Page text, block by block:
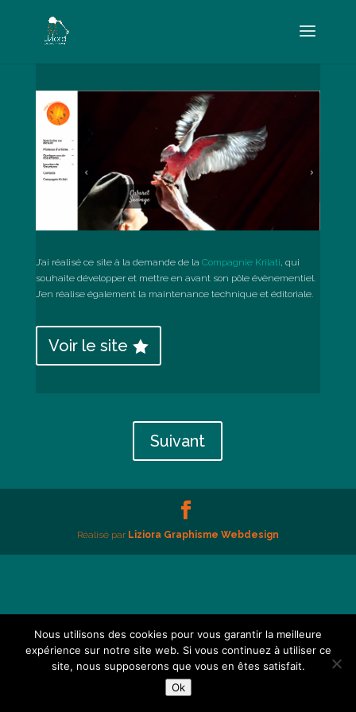
J’ai réalisé ce site à la demande de la Compagnie Krilati, qui
souhaite développer et mettre en avant son pôle évènementiel.
J’en réalise également la maintenance technique et éditoriale.
Voir le site
Suivant
Réalisé par Liziora Graphisme Webdesign
Nous utilisons des cookies pour vous garantir la meilleure
expérience sur notre site web. Si vous continuez à utiliser ce
site, nous supposerons que vous en êtes satisfait.
Ok